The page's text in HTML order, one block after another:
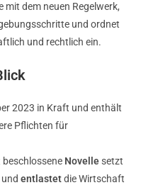
mit dem neuen Regelwerk,
und ordnet
und rechtlich ein.
2023 in Kraft und enthält
Pflichten für
Novellesetzt
entlastetdie Wirtschaft